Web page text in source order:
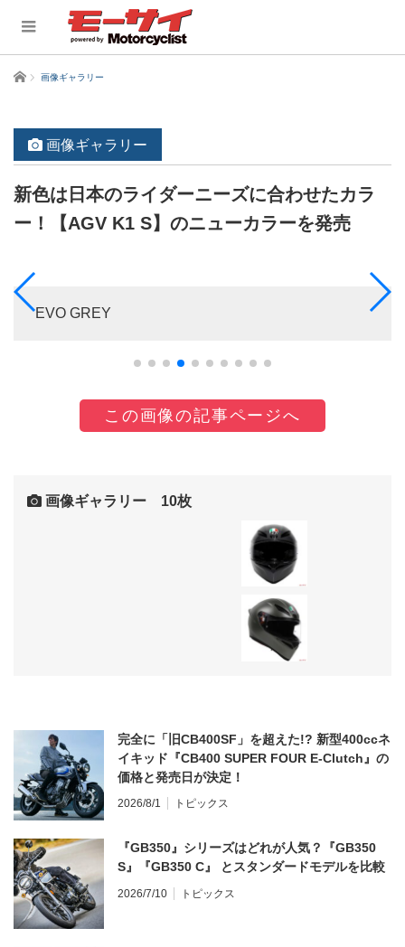
ホーム 画像ギャラリー
画像ギャラリー
新色は日本のライダーニーズに合わせたカラ
ー！【AGV K1 S】のニューカラーを発売
EVO GREY
この画像の記事ページへ
画像ギャラリー 10枚
完全に「旧CB400SF」を超えた!? 新型400ccネ
イキッド『CB400 SUPER FOUR E-Clutch』の
価格と発売日が決定！
2026/8/1 トピックス
『GB350』シリーズはどれが人気？『GB350
S』『GB350 C』 とスタンダードモデルを比較
2026/7/10 トピックス